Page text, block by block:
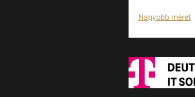
Nagyobb méret